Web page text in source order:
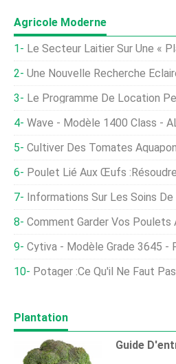
Agricole Moderne
Le Secteur Laitier Sur Une «
Une Nouvelle Recherche
Le Programme De Location Permet Aux
Wave - Modèle 1400 Class - ALN 041 Orietta II -
Cultiver Des Tomates Aquaponiques ;
Poulet Lié Aux Œufs
Informations Sur Les Soins De Van Cherry :En
Comment Garder Vos Poulets
Cytiva - Modèle Grade 3645 -
Potager :ce Qu'il Ne Faut Pas
Plantation